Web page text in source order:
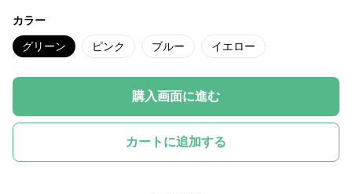
カラー
グリーン ピンク ブルー イエロー
購入画面に進む
カートに追加する